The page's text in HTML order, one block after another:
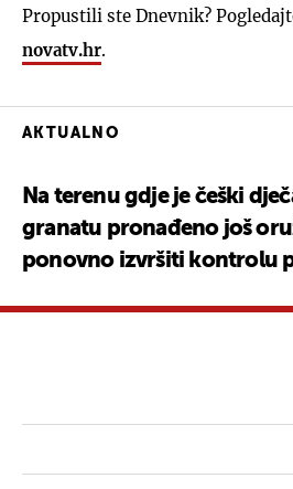
Propustili ste Dnevnik?
novatv.hr.
AKTUALNO
Na terenu gdje je češki
granatu pronađeno još
ponovno izvršiti kontrolu